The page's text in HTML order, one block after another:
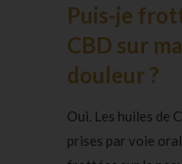
Puis-je
CBD sur
douleur ?
Oui. Les huiles de
prises par voie